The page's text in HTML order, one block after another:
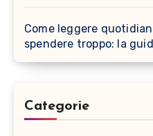
Come leggere
spendere troppo: la
Categorie